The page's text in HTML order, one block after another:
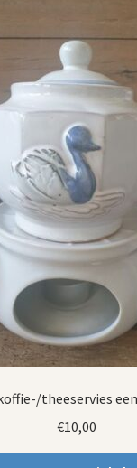
theeservies
€10,00